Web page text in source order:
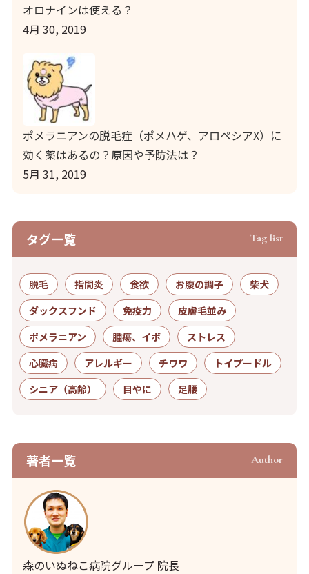
オロナインは使える？
4月 30, 2019
ポメラニアンの脱毛症（ポメハゲ、アロペシアX）に
効く薬はあるの？原因や予防法は？
5月 31, 2019
タグ⼀覧 Tag list
脱毛 指間炎 食欲 お腹の調子
柴犬
ダックスフンド
免疫力
皮膚毛並み
ポメラニアン
腫瘍、イボ
ストレス
心臓病
アレルギー チワワ
トイプードル
シニア（高齢）
目やに 足腰
著者⼀覧 Author
森のいぬねこ病院グループ 院長